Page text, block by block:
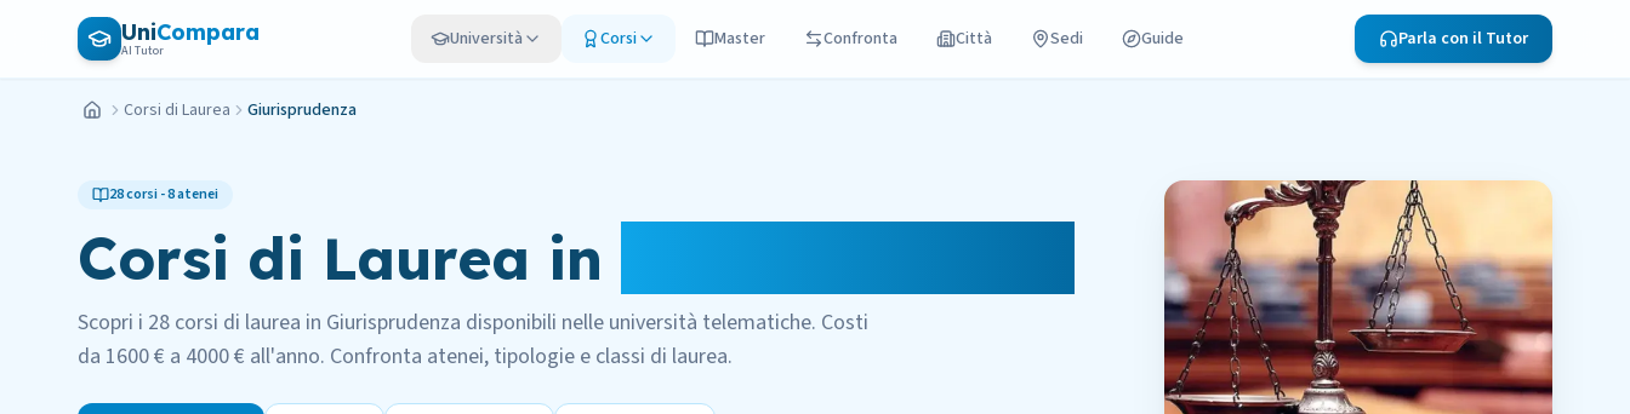
Vai al contenuto principale
UniCompara
AI Tutor Università Corsi Master Confronta Città Sedi Guide Parla con il Tutor
Home Corsi di Laurea Giurisprudenza
28corsi -8atenei
Corsi di Laurea in
Scopri i 28 corsi di laurea in Giurisprudenza disponibili nelle università telematiche. Costi
da 1600 € a 4000 € all'anno. Confronta atenei, tipologie e classi di laurea.